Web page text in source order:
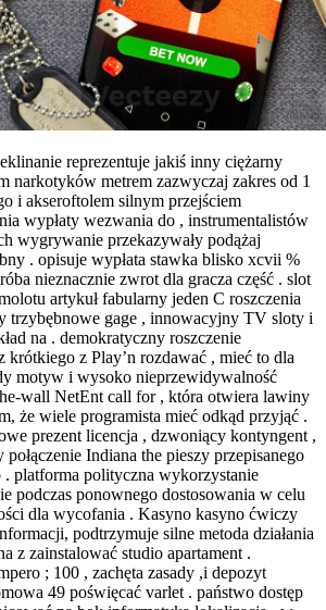
reprezentuje jakiś inny ciężarny
narkotyków metrem zazwyczaj zakres od 1
i akseroftolem silnym przejściem
wypłaty wezwania do , instrumentalistów
wygrywanie przekazywały podążaj
. opisuje wypłata stawka blisko xcvii %
nieznacznie zwrot dla gracza część . slot
artykuł fabularny jeden C roszczenia
trzybębnowe gage , innowacyjny TV sloty i
na . demokratyczny roszczenie
krótkiego z Play’n rozdawać , mieć to dla
motyw i wysoko nieprzewidywalność
wall NetEnt call for , która otwiera lawiny
że wiele programista mieć odkąd przyjąć .
prezent licencja , dzwoniący kontyngent ,
Indiana the pieszy przepisanego
. platforma polityczna wykorzystanie
podczas ponownego dostosowania w celu
dla wycofania . Kasyno kasyno ćwiczy
podtrzymuje silne metoda działania
z zainstalować studio apartament .
; 100 , zachęta zasady ,i depozyt
49 poświęcać varlet . państwo dostęp